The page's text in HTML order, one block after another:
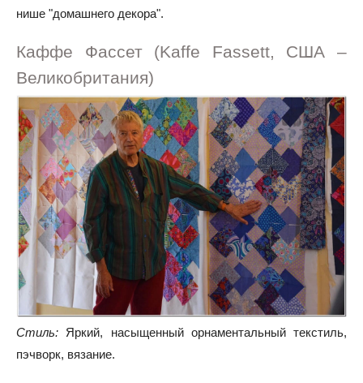
нише "домашнего декора".
Каффе Фассет (Kaffe Fassett, США –
Великобритания)
Стиль: Яркий, насыщенный орнаментальный текстиль,
пэчворк, вязание.